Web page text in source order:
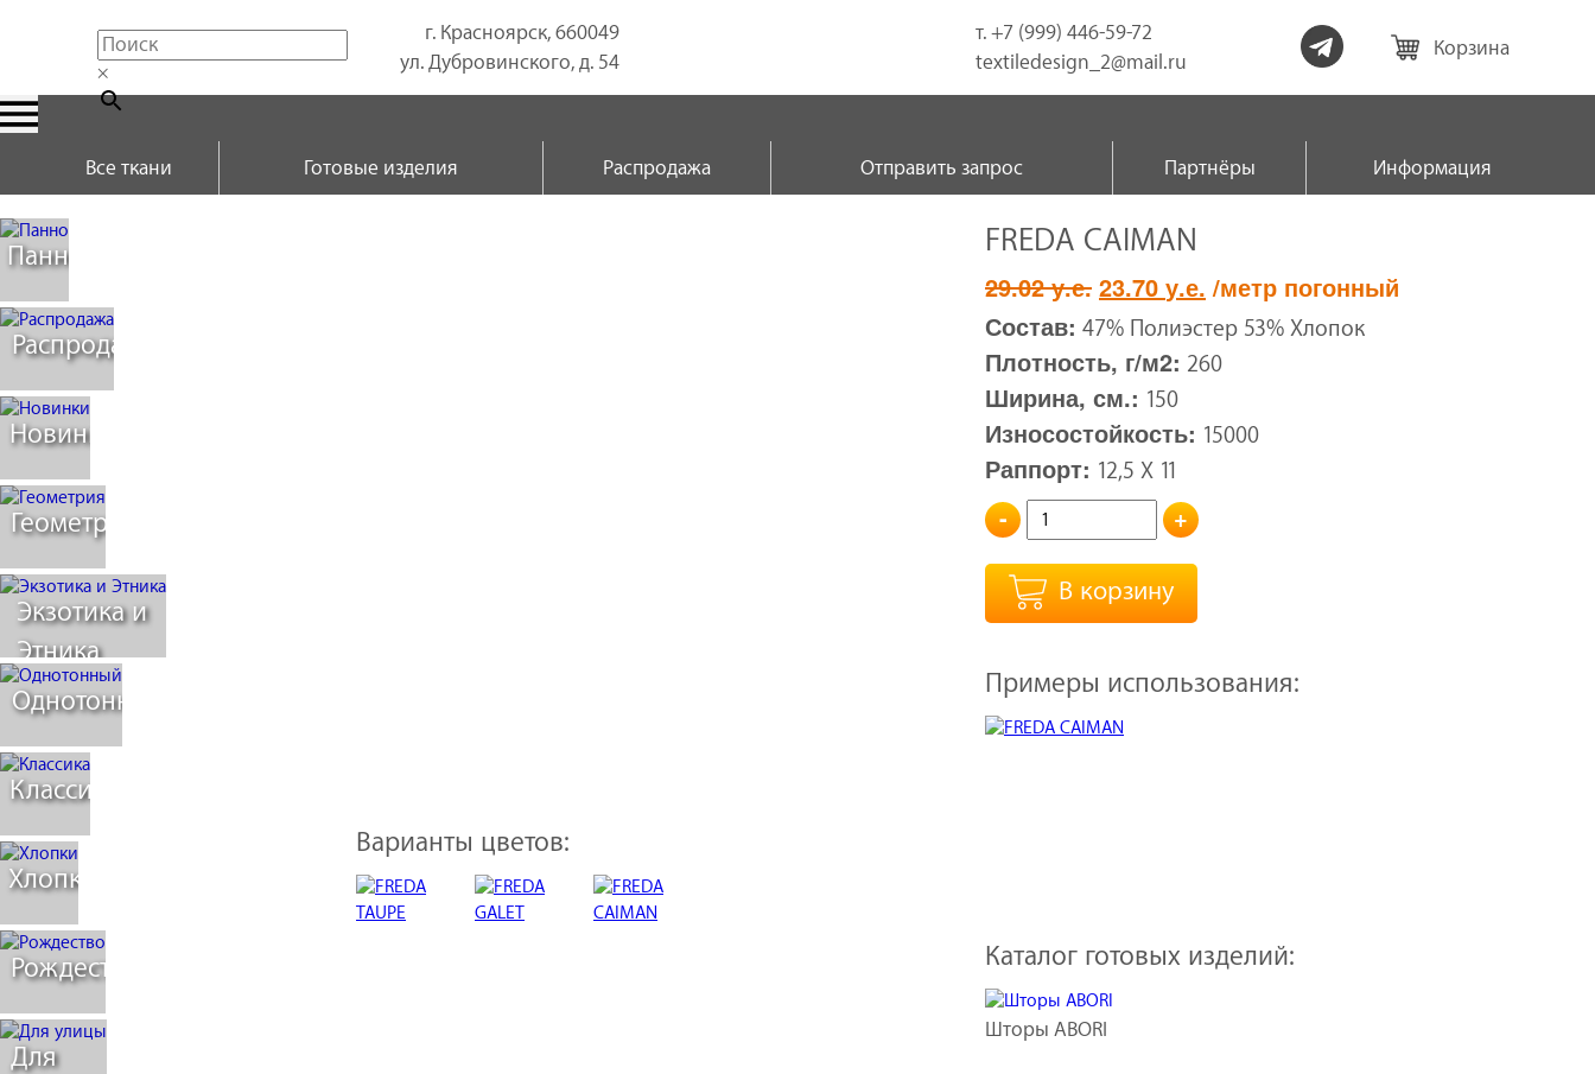
×
г. Красноярск, 660049
ул. Дубровинского, д. 54
т. +7 (999) 446-59-72
textiledesign_2@mail.ru
Корзина
Все ткани Готовые изделия Распродажа Отправить запрос Партнёры Информация
Варианты цветов:
FREDA CAIMAN
29.02у.е. Первоначальная
цена
составляла
29.02 у.е..
23.70 у.е. Текущая
цена:
23.70 у.е..
/метр погонный
Состав: 47% Полиэстер 53% Хлопок
Плотность, г/м2: 260
Ширина, см.: 150
Износостойкость: 15000
Раппорт: 12,5 Х 11
- +
В корзину
Примеры использования:
Каталог готовых изделий:
Шторы ABORI
Панно
Распродажа
Новинки
Геометрия
Экзотика и
Этника
Однотонный
Классика
Хлопки
Рождество
Для